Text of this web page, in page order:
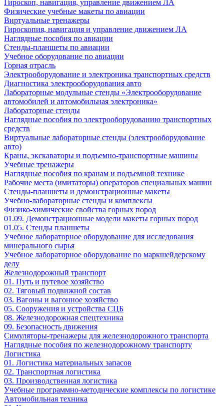
Гироскоп, навигация, управление движением ЛА
Физические учебные макеты по авиации
Виртуальные тренажеры
Гироскопия, навигация и управление движением ЛА
Наглядные пособия по авиации
Стенды-планшеты по авиации
Учебное оборудование по авиации
Горная отрасль
Электрооборудование и электроника транспортных средств
Диагностика электрооборудования авто
Лабораторные модульные стенды «Электрооборудование
автомобилей и автомобильная электроника»
Лабораторные стенды
Наглядные пособия по электрооборудованию транспортных
средств
Виртуальные лабораторные стенды (электрооборудование
авто)
Краны, экскаваторы и подъемно-транспортные машины
Учебные тренажеры
Наглядные пособия по кранам и подъемной технике
Рабочие места (имитаторы) операторов специальных машин
Стенды-планшеты и демонстрационные макеты
Учебно-лабораторные стенды и комплексы
Физико-химические свойства горных пород
01.09. Демонстрационные модели макеты горных пород
01.05. Стенды планшеты
Учебное лабораторное оборудование для исследования
минерального сырья
Учебное лабораторное оборудование по маркшейдерскому
делу
Железнодорожный транспорт
01. Путь и путевое хозяйство
02. Тяговый подвижной состав
03. Вагоны и вагонное хозяйство
05. Сооружения и устройства СЦБ
08. Железнодорожная спецтехника
09. Безопасность движения
Симуляторы-тренажеры для железнодорожного транспорта
Наглядные пособия по железнодорожному транспорту
Логистика
01. Логистика материальных запасов
02. Транспортная логистика
03. Производственная логистика
Учебные программно-методические комплексы по логистике
Автомобильная техника